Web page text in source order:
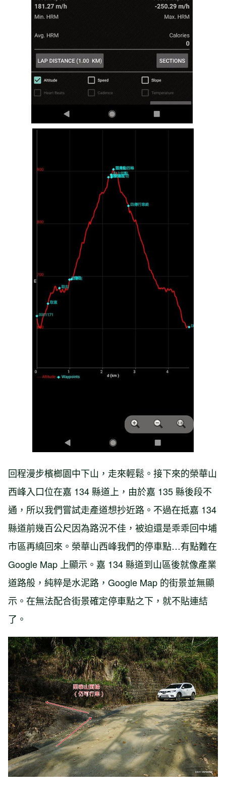
回程漫步檳榔園中下山，走來輕鬆。接下來的榮華山
西峰入口位在嘉 134 縣道上，由於嘉 135 縣後段不
通，所以我們嘗試走產道想抄近路。不過在抵嘉 134
縣道前幾百公尺因為路況不佳，被迫還是乖乖回中埔
市區再繞回來。榮華山西峰我們的停車點…有點難在
Google Map 上顯示。嘉 134 縣道到山區後就像產業
道路般，純粹是水泥路，Google Map 的街景並無顯
示。在無法配合街景確定停車點之下，就不貼連結
了。